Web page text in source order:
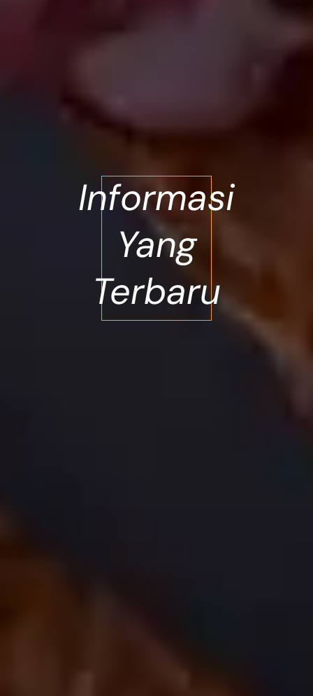
Informasi
Yang
Terbaru